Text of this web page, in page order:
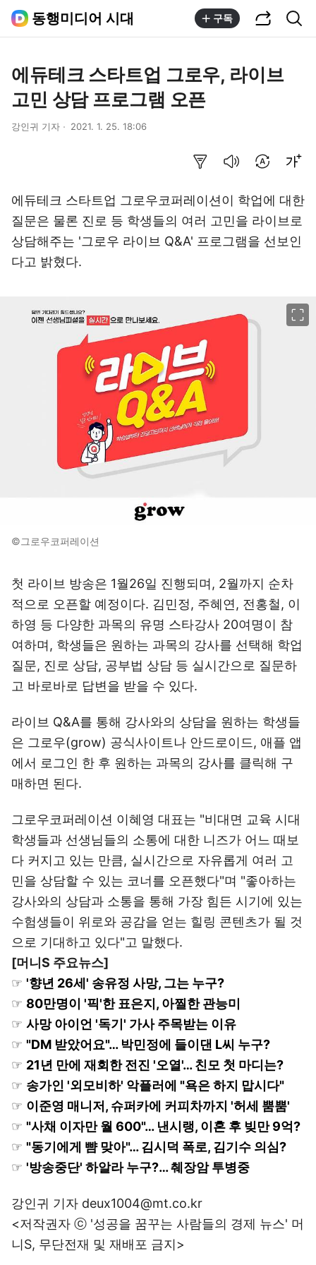
동행미디어 시대 구독
에듀테크 스타트업 그로우, 라이브
고민 상담 프로그램 오픈
강인귀 기자 2021. 1. 25. 18:06
​에듀테크 스타트업 그로우코퍼레이션이 학업에 대한
질문은 물론 진로 등 학생들의 여러 고민을 라이브로
상담해주는 '그로우 라이브 Q&A' 프로그램을 선보인
다고 밝혔다.
©그로우코퍼레이션
첫 라이브 방송은 1월26일 진행되며, 2월까지 순차
적으로 오픈할 예정이다. 김민정, 주혜연, 전홍철, 이
하영 등 다양한 과목의 유명 스타강사 20여명이 참
여하며, 학생들은 원하는 과목의 강사를 선택해 학업
질문, 진로 상담, 공부법 상담 등 실시간으로 질문하
고 바로바로 답변을 받을 수 있다.
라이브 Q&A를 통해 강사와의 상담을 원하는 학생들
은 그로우(grow) 공식사이트나 안드로이드, 애플 앱
에서 로그인 한 후 원하는 과목의 강사를 클릭해 구
매하면 된다.
그로우코퍼레이션 이혜영 대표는 "비대면 교육 시대
학생들과 선생님들의 소통에 대한 니즈가 어느 때보
다 커지고 있는 만큼, 실시간으로 자유롭게 여러 고
민을 상담할 수 있는 코너를 오픈했다"며 "좋아하는
강사와의 상담과 소통을 통해 가장 힘든 시기에 있는
수험생들이 위로와 공감을 얻는 힐링 콘텐츠가 될 것
으로 기대하고 있다"고 말했다.
[머니S 주요뉴스]
☞ '향년 26세' 송유정 사망, 그는 누구?
☞ 80만명이 '픽'한 표은지, 아찔한 관능미
☞ 사망 아이언 '독기' 가사 주목받는 이유
☞ "DM 받았어요"… 박민정에 들이댄 L씨 누구?
☞ 21년 만에 재회한 전진 '오열'… 친모 첫 마디는?
☞ 송가인 '외모비하' 악플러에 "욕은 하지 맙시다"
☞ 이준영 매니저, 슈퍼카에 커피차까지 '허세 뿜뿜'
☞ "사채 이자만 월 600"… 낸시랭, 이혼 후 빚만 9억?
☞ "동기에게 뺨 맞아"… 김시덕 폭로, 김기수 의심?
☞ '방송중단' 하알라 누구?… 췌장암 투병중
강인귀 기자 deux1004@mt.co.kr
<저작권자 ⓒ '성공을 꿈꾸는 사람들의 경제 뉴스' 머
니S, 무단전재 및 재배포 금지>